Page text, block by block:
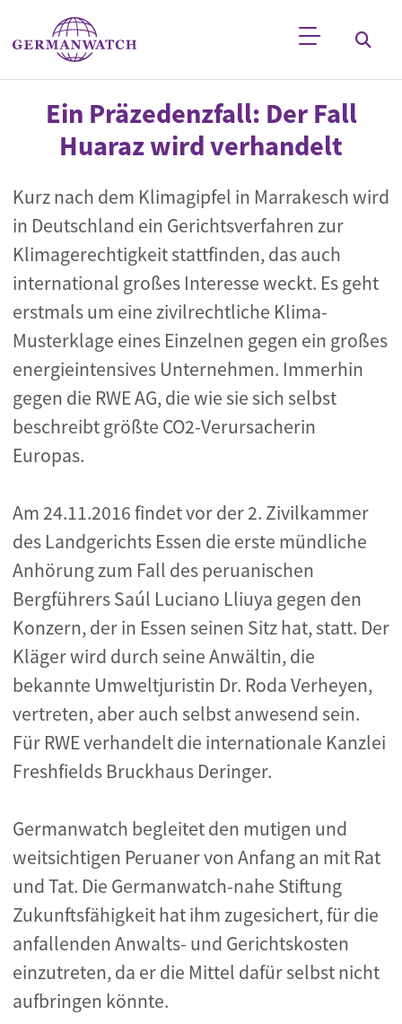
Direkt zum Inhalt
Stichwortsuche
Ein Präzedenzfall: Der Fall
Huaraz wird verhandelt
Kurz nach dem Klimagipfel in Marrakesch wird
in Deutschland ein Gerichtsverfahren zur
Klimagerechtigkeit stattfinden, das auch
international großes Interesse weckt. Es geht
erstmals um eine zivilrechtliche Klima-
Musterklage eines Einzelnen gegen ein großes
energieintensives Unternehmen. Immerhin
gegen die RWE AG, die wie sie sich selbst
beschreibt größte CO2-Verursacherin
Europas.
Am 24.11.2016 findet vor der 2. Zivilkammer
des Landgerichts Essen die erste mündliche
Anhörung zum Fall des peruanischen
Bergführers Saúl Luciano Lliuya gegen den
Konzern, der in Essen seinen Sitz hat, statt. Der
Kläger wird durch seine Anwältin, die
bekannte Umweltjuristin Dr. Roda Verheyen,
vertreten, aber auch selbst anwesend sein.
Für RWE verhandelt die internationale Kanzlei
Freshfields Bruckhaus Deringer.
Germanwatch begleitet den mutigen und
weitsichtigen Peruaner von Anfang an mit Rat
und Tat. Die Germanwatch-nahe Stiftung
Zukunftsfähigkeit hat ihm zugesichert, für die
anfallenden Anwalts- und Gerichtskosten
einzutreten, da er die Mittel dafür selbst nicht
aufbringen könnte.